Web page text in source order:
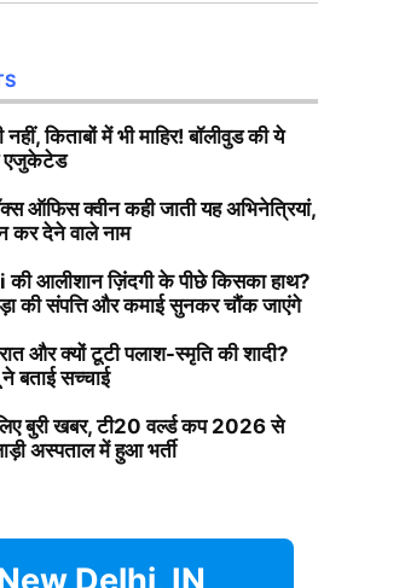
किताबों में भी माहिर! बॉलीवुड की ये
एजुकेटेड
ऑफिस क्वीन कही जाती यह अभिनेत्रियां,
कर देने वाले नाम
आलीशान ज़िंदगी के पीछे किसका हाथ?
की संपत्ति और कमाई सुनकर चौंक जाएंगे
और क्यों टूटी पलाश-स्मृति की शादी?
बताई सच्चाई
बुरी खबर, टी20 वर्ल्ड कप 2026 से
अस्पताल में हुआ भर्ती
Delhi, IN